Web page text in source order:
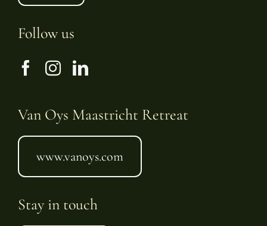
Follow us
Van Oys Maastricht Retreat
www.vanoys.com
Stay in touch